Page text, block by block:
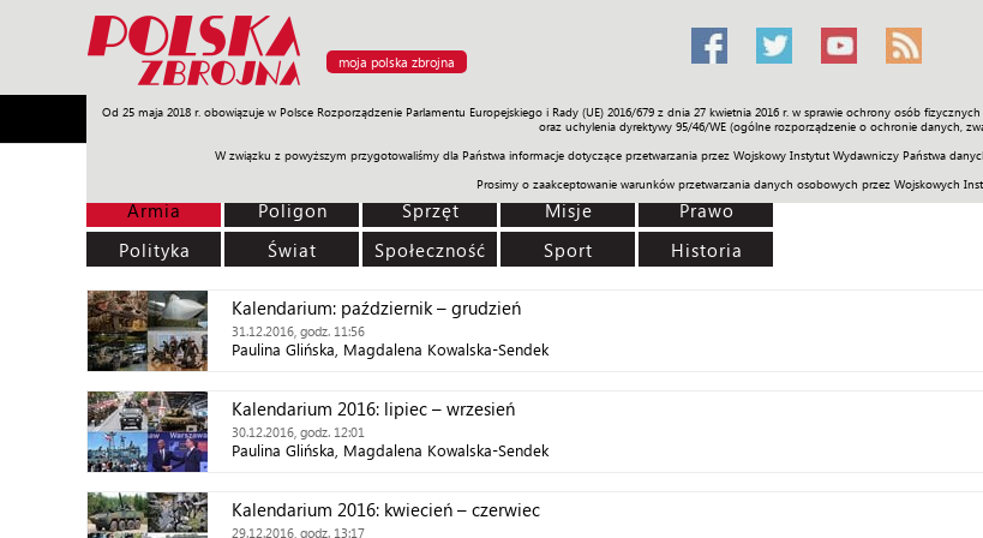
moja polska zbrojna
Od 25 maja 2018 r. obowiązuje w Polsce Rozporządzenie Parlamentu Europejskiego i Rady (UE) 2016/679 z dnia 27 kwietnia 2016 r. w sprawie ochrony osób
oraz uchylenia dyrektywy 95/46/WE (ogólne rozporządzenie o ochronie danych,
W związku z powyższym przygotowaliśmy dla Państwa informacje dotyczące przetwarzania przez Wojskowy Instytut Wydawniczy Państwa
Prosimy o zaakceptowanie warunków przetwarzania danych osobowych przez Wojskowych
Armia Poligon Sprzęt Misje Polityka Prawo Świat Społeczność Sport Historia Galerie
Armia Poligon Sprzęt Misje
Prawo
Polityka
Świat Społeczność Sport Historia
Kalendarium: październik – grudzień
31.12.2016, godz. 11:56
Paulina Glińska, Magdalena Kowalska-Sendek
Kalendarium 2016: lipiec – wrzesień
30.12.2016, godz. 12:01
Paulina Glińska, Magdalena Kowalska-Sendek
Kalendarium 2016: kwiecień – czerwiec
29.12.2016, godz. 13:17